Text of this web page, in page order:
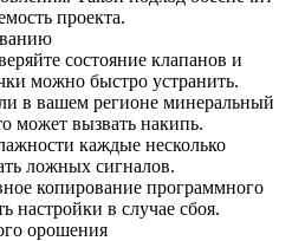
проекта.
состояние клапанов и
можно быстро устранить.
в вашем регионе минеральный
может вызвать накипь.
каждые несколько
ложных сигналов.
копирование программного
настройки в случае сбоя.
орошения